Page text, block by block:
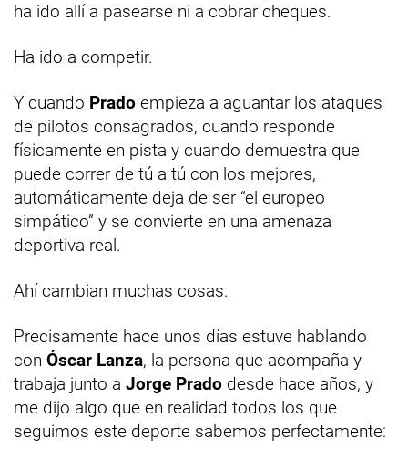
ha ido allí a pasearse ni a cobrar cheques.
Ha ido a competir.
Y cuando Prado empieza a aguantar los ataques
de pilotos consagrados, cuando responde
físicamente en pista y cuando demuestra que
puede correr de tú a tú con los mejores,
automáticamente deja de ser “el europeo
simpático” y se convierte en una amenaza
deportiva real.
Ahí cambian muchas cosas.
Precisamente hace unos días estuve hablando
con Óscar Lanza, la persona que acompaña y
trabaja junto a Jorge Prado desde hace años, y
me dijo algo que en realidad todos los que
seguimos este deporte sabemos perfectamente: